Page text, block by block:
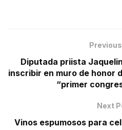
Diputada priista
inscribir en muro de honor
“primer
Next
Vinos espumosos para